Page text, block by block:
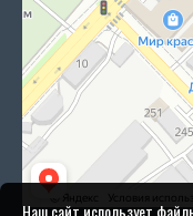
Наш сайт использует